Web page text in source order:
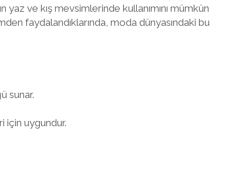
ve kış mevsimlerinde kullanımını mümkün
faydalandıklarında, moda dünyasındaki bu
sunar.
için uygundur.